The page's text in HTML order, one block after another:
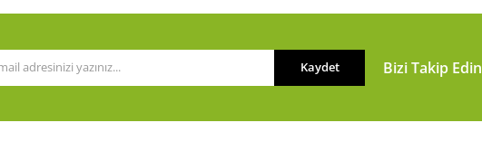
Kaydet Bizi Takip Edin